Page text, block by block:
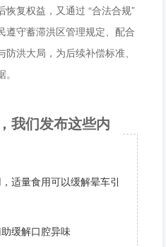
复权益，又通过 “合法合规”
遵守蓄滞洪区管理规定、配合
洪大局，为后续补偿标准、
我们发布这些内
适量食用可以缓解晕车引
缓解口腔异味